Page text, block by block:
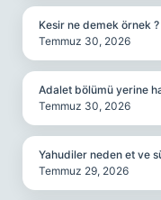
Kesir ne demek örnek ?
Temmuz 30, 2026
Adalet bölümü yerine
Temmuz 30, 2026
Yahudiler neden et ve
Temmuz 29, 2026